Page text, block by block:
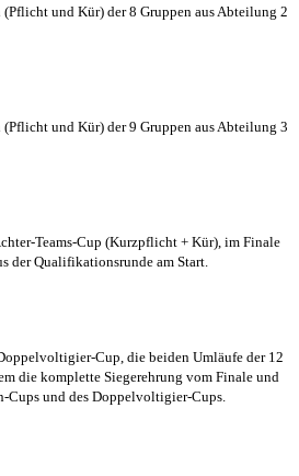
und Kür) der 8 Gruppen aus Abteilung 2
und Kür) der 9 Gruppen aus Abteilung 3
Teams-Cup (Kurzpflicht + Kür), im Finale
der Qualifikationsrunde am Start.
Cup, die beiden Umläufe der 12
die komplette Siegerehrung vom Finale und
Cups und des Doppelvoltigier-Cups.